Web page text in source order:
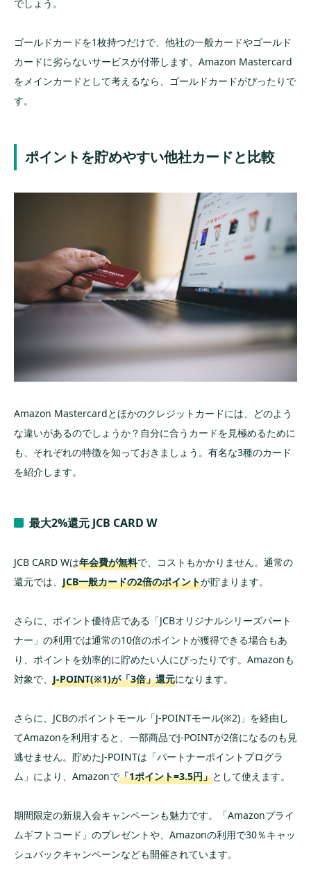
でしょう。
ゴールドカードを1枚持つだけで、他社の一般カードやゴールド
カードに劣らないサービスが付帯します。Amazon Mastercard
をメインカードとして考えるなら、ゴールドカードがぴったりで
す。
ポイントを貯めやすい他社カードと比較
Amazon Mastercardとほかのクレジットカードには、どのよう
な違いがあるのでしょうか？自分に合うカードを見極めるために
も、それぞれの特徴を知っておきましょう。有名な3種のカード
を紹介します。
最大2%還元 JCB CARD W
JCB CARD Wは年会費が無料で、コストもかかりません。通常の
還元では、 JCB一般カードの2倍のポイントが貯まります。
さらに、ポイント優待店である「JCBオリジナルシリーズパート
ナー」の利用では通常の10倍のポイントが獲得できる場合もあ
り、ポイントを効率的に貯めたい人にぴったりです。Amazonも
対象で、 J-POINT(※1)が「3倍」還元になります。
さらに、JCBのポイントモール「J-POINTモール(※2)」を経由し
てAmazonを利用すると、一部商品でJ-POINTが2倍になるのも見
逃せません。貯めたJ-POINTは「パートナーポイントプログラ
ム」により、Amazonで「1ポイント=3.5円」として使えます。
期間限定の新規入会キャンペーンも魅力です。「Amazonプライ
ムギフトコード」のプレゼントや、Amazonの利用で30％キャッ
シュバックキャンペーンなども開催されています。